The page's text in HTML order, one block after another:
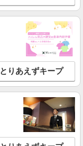
とりあえずキープ